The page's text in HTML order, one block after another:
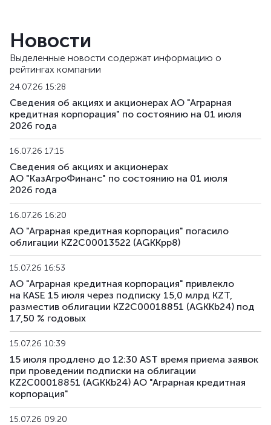
AGKKpp7 KZ2C00013571
AGKKpp11 KZ2C00016053
AGKKpp12 KZ2C00016442 частное
AGKKpp13
AGKKpp14
AGKKpp15 KZ2C00017259 частное
AGKKpp16
AGKKpp17 KZ2C00017697 частное
AGKKpp18
Новости
Выделенные новости содержат информацию о
рейтингах компании
24.07.26 15:28
Сведения об акциях и акционерах АО "Аграрная
кредитная корпорация" по состоянию на 01 июля
2026 года
16.07.26 17:15
Сведения об акциях и акционерах
АО "КазАгроФинанс" по состоянию на 01 июля
2026 года
16.07.26 16:20
АО "Аграрная кредитная корпорация" погасило
облигации KZ2C00013522 (AGKKpp8)
15.07.26 16:53
АО "Аграрная кредитная корпорация" привлекло
на KASE 15 июля через подписку 15,0 млрд KZT,
разместив облигации KZ2C00018851 (AGKKb24) под
17,50 % годовых
15.07.26 10:39
15 июля продлено до 12:30 AST время приема заявок
при проведении подписки на облигации
KZ2C00018851 (AGKKb24) АО "Аграрная кредитная
корпорация"
15.07.26 09:20